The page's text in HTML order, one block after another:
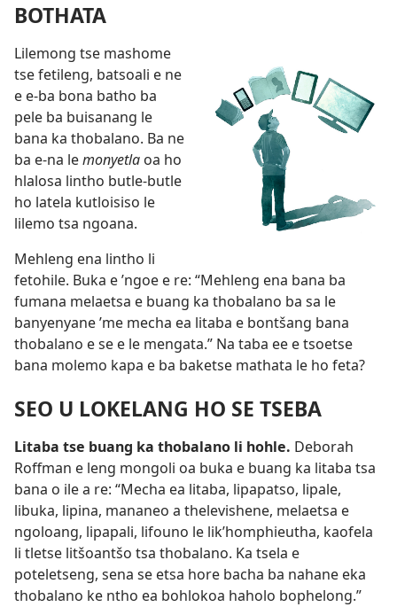
BOTHATA
Lilemong tse mashome
tse fetileng, batsoali e ne
e e-ba bona batho ba
pele ba buisanang le
bana ka thobalano. Ba ne
ba e-na lemonyetla oa ho
hlalosa lintho butle-butle
ho latela kutloisiso le
lilemo tsa ngoana.
Mehleng ena lintho li
fetohile. Buka e ’ngoe e re: “Mehleng ena bana ba
fumana melaetsa e buang ka thobalano ba sa le
banyenyane ’me mecha ea litaba e bontšang bana
thobalano e se e le mengata.” Na taba ee e tsoetse
bana molemo kapa e ba baketse mathata le ho feta?
SEO U LOKELANG HO SE TSEBA
Litaba tse buang ka thobalano li hohle. Deborah
Roffman e leng mongoli oa buka e buang ka litaba tsa
bana o ile a re: “Mecha ea litaba, lipapatso, lipale,
libuka, lipina, mananeo a thelevishene, melaetsa e
ngoloang, lipapali, lifouno le lik’homphieutha, kaofela
li tletse litšoantšo tsa thobalano. Ka tsela e
poteletseng, sena se etsa hore bacha ba nahane eka
thobalano ke ntho ea bohlokoa haholo bophelong.”